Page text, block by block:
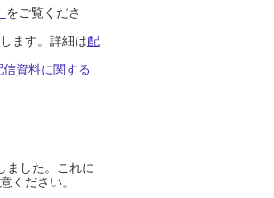
をご覧くださ
ます。詳細は配
信資料に関する
ました。これに
ください。